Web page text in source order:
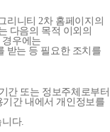
리니티 2차 홈페이지의
다음의 목적 이외의
우에는
받는 등 필요한 조치를
간 또는 정보주체로부터
기간 내에서 개인정보를
다.